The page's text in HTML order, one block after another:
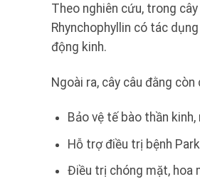
Theo nghiên cứu, trong
Rhynchophyllin có tác
động kinh.
Ngoài ra, cây câu đằng
Bảo vệ tế bào thần
Hỗ trợ điều trị bệnh
Điều trị chóng mặt, hoa